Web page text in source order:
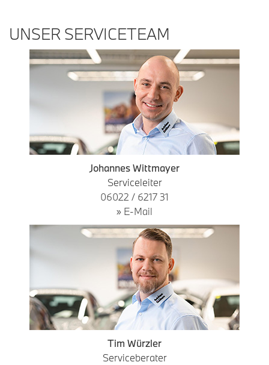
UNSER SERVICETEAM
Johannes Wittmayer
Serviceleiter
06022 / 6217 31
» E-Mail
Tim Würzler
Serviceberater